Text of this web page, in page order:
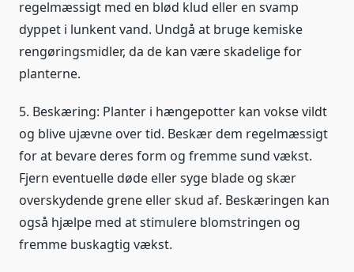
regelmæssigt med en blød klud eller en svamp
dyppet i lunkent vand. Undgå at bruge kemiske
rengøringsmidler, da de kan være skadelige for
planterne.
5. Beskæring: Planter i hængepotter kan vokse vildt
og blive ujævne over tid. Beskær dem regelmæssigt
for at bevare deres form og fremme sund vækst.
Fjern eventuelle døde eller syge blade og skær
overskydende grene eller skud af. Beskæringen kan
også hjælpe med at stimulere blomstringen og
fremme buskagtig vækst.